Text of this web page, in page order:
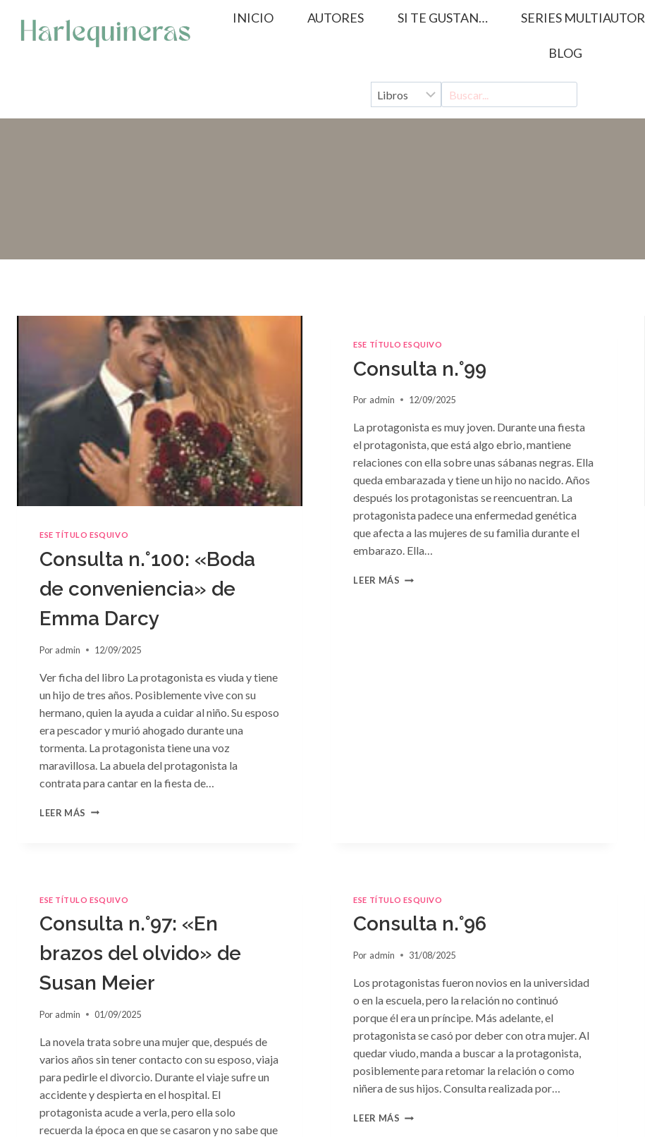
contenido
INICIO AUTORES SI TE GUSTAN… SERIES MULTIAUTOR
BLOG
ESE TÍTULO ESQUIVO
Consulta n.°100: «Boda
de conveniencia» de
Emma Darcy
Por admin 12/09/2025
Ver ficha del libro La protagonista es viuda y tiene
un hijo de tres años. Posiblemente vive con su
hermano, quien la ayuda a cuidar al niño. Su esposo
era pescador y murió ahogado durante una
tormenta. La protagonista tiene una voz
maravillosa. La abuela del protagonista la
contrata para cantar en la fiesta de…
LEER MÁS CONSULTA
EMMA
DARCY
ESE TÍTULO ESQUIVO
Consulta n.°99
Por admin 12/09/2025
La protagonista es muy joven. Durante una fiesta
el protagonista, que está algo ebrio, mantiene
relaciones con ella sobre unas sábanas negras. Ella
queda embarazada y tiene un hijo no nacido. Años
después los protagonistas se reencuentran. La
protagonista padece una enfermedad genética
que afecta a las mujeres de su familia durante el
embarazo. Ella…
LEER MÁS CONSULTA
ESE TÍTULO ESQUIVO
Consulta n.°97: «En
brazos del olvido» de
Susan Meier
Por admin 01/09/2025
La novela trata sobre una mujer que, después de
varios años sin tener contacto con su esposo, viaja
para pedirle el divorcio. Durante el viaje sufre un
accidente y despierta en el hospital. El
protagonista acude a verla, pero ella solo
recuerda la época en que se casaron y no sabe que
ESE TÍTULO ESQUIVO
Consulta n.°96
Por admin 31/08/2025
Los protagonistas fueron novios en la universidad
o en la escuela, pero la relación no continuó
porque él era un príncipe. Más adelante, el
protagonista se casó por deber con otra mujer. Al
quedar viudo, manda a buscar a la protagonista,
posiblemente para retomar la relación o como
niñera de sus hijos. Consulta realizada por…
LEER MÁS CONSULTA